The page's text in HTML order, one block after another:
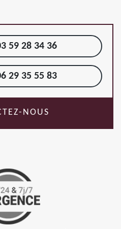
59 28 34 36
29 35 55 83
NOUS